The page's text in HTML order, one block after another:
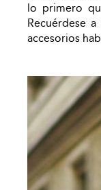
lo primero
Recuérdese
accesorios